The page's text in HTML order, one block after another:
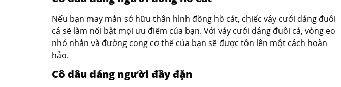
Nếu bạn may mắn sở hữu thân hình đồng hồ cát, chiếc váy cưới dáng đuôi
cá sẽ làm nổi bật mọi ưu điểm của bạn. Với váy cưới dáng đuôi cá, vòng eo
nhỏ nhắn và đường cong cơ thể của bạn sẽ được tôn lên một cách hoàn
hảo.
Cô dâu dáng người đầy đặn